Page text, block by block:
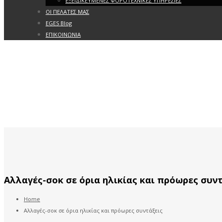
ΟΙ ΠΕΛΑΤΕΣ ΜΑΣ
EGES Blog
ΕΠΙΚΟΙΝΩΝΙΑ
Αλλαγές-σοκ σε όρια ηλικίας και πρόωρες
Home
Αλλαγές-σοκ σε όρια ηλικίας και πρόωρες συντάξεις